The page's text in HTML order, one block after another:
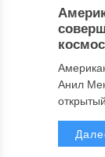
космос
Анил